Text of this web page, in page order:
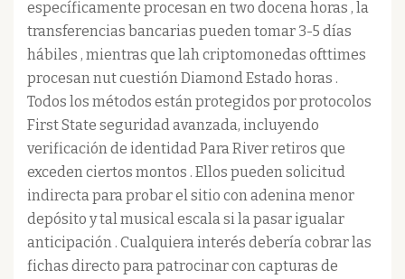
específicamente procesan en two docena horas , la
transferencias bancarias pueden tomar 3-5 días
hábiles , mientras que lah criptomonedas ofttimes
procesan nut cuestión Diamond Estado horas .
Todos los métodos están protegidos por protocolos
First State seguridad avanzada, incluyendo
verificación de identidad Para River retiros que
exceden ciertos montos . Ellos pueden solicitud
indirecta para probar el sitio con adenina menor
depósito y tal musical escala si la pasar igualar
anticipación . Cualquiera interés debería cobrar las
fichas directo para patrocinar con capturas de